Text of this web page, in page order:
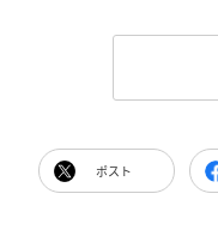
ポスト